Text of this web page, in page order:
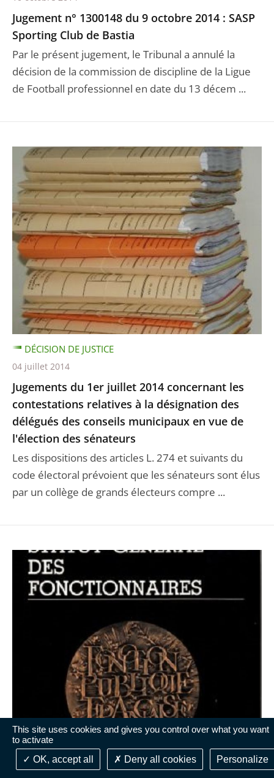
This site uses cookies and gives you control over what you want
to activate
OK, accept all
Deny all cookies Personalize
Jugement n° 1300148 du 9 octobre 2014 : SASP
Sporting Club de Bastia
Par le présent jugement, le Tribunal a annulé la
décision de la commission de discipline de la Ligue
de Football professionnel en date du 13 décem ...
Jugements du 1er juillet 2014 concernant les
contestations relatives à la désignation des
délégués des conseils municipaux en vue de
l'élection des sénateurs
Les dispositions des articles L. 274 et suivants du
code électoral prévoient que les sénateurs sont élus
par un collège de grands électeurs compre ...
DÉCISION DE JUSTICE
04 juillet 2014
DÉCISION DE JUSTICE
24 juin 2014